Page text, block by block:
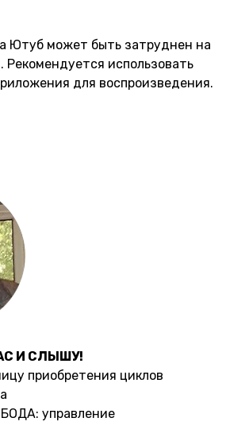
Ютуб может быть затруднен на
использовать
для воспроизведения.
И СЛЫШУ!
приобретения циклов
управление